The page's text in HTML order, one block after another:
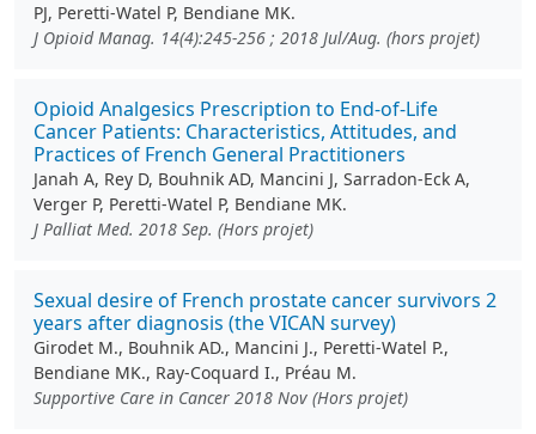
PJ, Peretti-Watel P, Bendiane MK.
J Opioid Manag. 14(4):245-256 ; 2018 Jul/Aug. (hors projet)
Opioid Analgesics Prescription to End-of-Life
Cancer Patients: Characteristics, Attitudes, and
Practices of French General Practitioners
Janah A, Rey D, Bouhnik AD, Mancini J, Sarradon-Eck A,
Verger P, Peretti-Watel P, Bendiane MK.
J Palliat Med. 2018 Sep. (Hors projet)
Sexual desire of French prostate cancer survivors 2
years after diagnosis (the VICAN survey)
Girodet M., Bouhnik AD., Mancini J., Peretti-Watel P.,
Bendiane MK., Ray-Coquard I., Préau M.
Supportive Care in Cancer 2018 Nov (Hors projet)